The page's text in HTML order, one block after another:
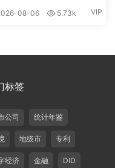
08-06 5.73k VIP
标签
公司 统计年鉴
地级市 专利
经济 金融 DID